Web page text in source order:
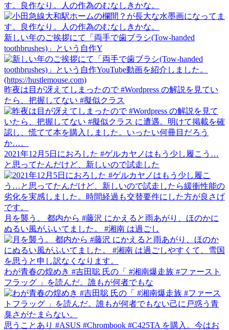
す。良作なり。人の作為のむなしきかな。
新しい年のご挨拶にて「両手で歯ブラシ(Tow-handed
toothbrushes)」という自作Y
昨夜は目が冴えてしまったので #Wordpress の解説を見てい
たら、把握してない #擬似クラス
2021年12月5日におろした #ゲルカヤノはもう少し履こう…
と思ってたんだけど、新しいので試走した
月を襲う。 都内から #藤沢 にかえると雨あがり、ほのかに
ぬるい風がふいてました。 #湘南 は過ごし
わが青春の煌めき #吉田聡 氏の「 #湘南爆走族 #ファースト
フラッグ 」を読んだ。誰もが何者でもな
思うことあり #ASUS #Chrombook #C425TA を購入。今はお